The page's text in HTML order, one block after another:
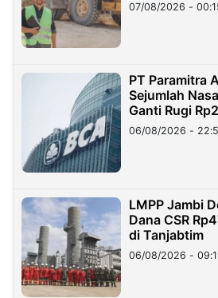
07/08/2026 -
PT Paramitra
Sejumlah
Ganti Rugi
06/08/2026 -
LMPP Jambi
Dana CSR
di Tanjabtim
06/08/2026 -